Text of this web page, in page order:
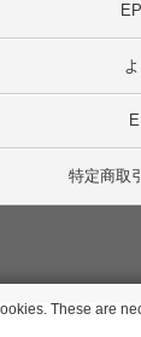
特定商取
These are